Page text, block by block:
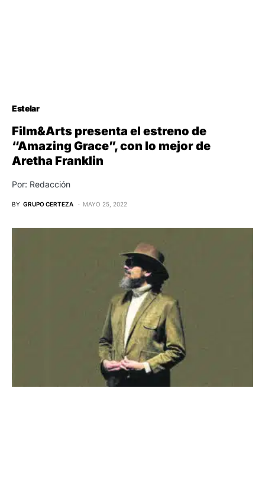
Estelar
Film&Arts presenta el estreno de
“Amazing Grace”, con lo mejor de
Aretha Franklin
Por: Redacción
BY GRUPO CERTEZA MAYO 25, 2022